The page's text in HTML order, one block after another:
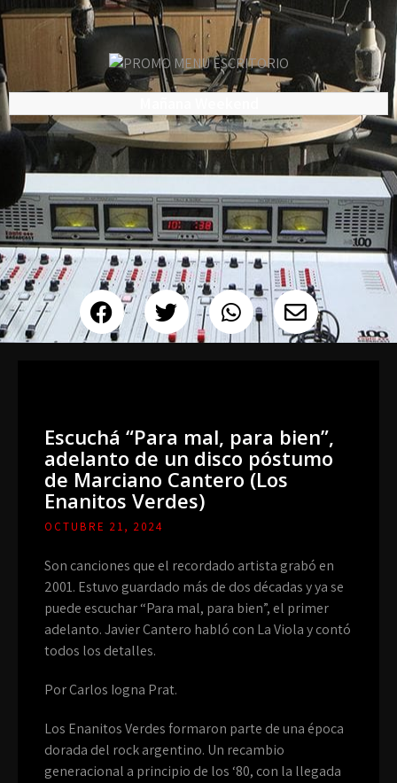
Escuchá “Para mal, para bien”,
adelanto de un disco póstumo
de Marciano Cantero (Los
Enanitos Verdes)
OCTUBRE 21, 2024
Son canciones que el recordado artista grabó en
2001. Estuvo guardado más de dos décadas y ya se
puede escuchar “Para mal, para bien”, el primer
adelanto. Javier Cantero habló con La Viola y contó
todos los detalles.
Por Carlos Iogna Prat.
Los Enanitos Verdes formaron parte de una época
dorada del rock argentino. Un recambio
generacional a principio de los ‘80, con la llegada